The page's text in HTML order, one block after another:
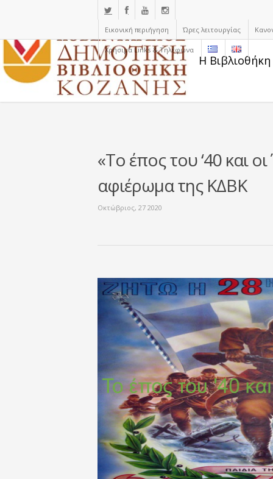
Εικονική περιήγηση Ώρες λειτουργίας
Χρήσιμα Links & Τηλέφωνα
Η
«Το έπος του ‘40 και
αφιέρωμα της ΚΔΒΚ
Οκτώβριος, 27 2020